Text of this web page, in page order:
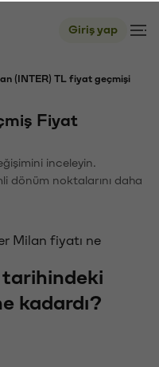
Giriş yap
(INTER) TL fiyat geçmişi
Fiyat
inceleyin.
dönüm noktalarını daha
Milan fiyatı ne
tarihindeki
kadardı?